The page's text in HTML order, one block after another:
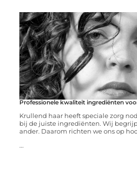
Professionele kwaliteit ingrediënten
Krullend haar heeft speciale zorg
bij de juiste ingrediënten. Wij
ander. Daarom richten we ons op
...